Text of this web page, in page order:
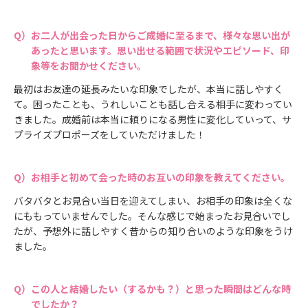
お二人が出会った日からご成婚に至るまで、様々な思い出が
あったと思います。思い出せる範囲で状況やエピソード、印
象等をお聞かせください。
最初はお友達の延長みたいな印象でしたが、本当に話しやすく
て。困ったことも、うれしいことも話し合える相手に変わってい
きました。成婚前は本当に頼りになる男性に変化していって、サ
プライズプロポーズをしていただけました！
お相手と初めて会った時のお互いの印象を教えてください。
バタバタとお見合い当日を迎えてしまい、お相手の印象は全くな
にももっていませんでした。そんな感じで始まったお見合いでし
たが、予想外に話しやすく昔からの知り合いのような印象をうけ
ました。
この人と結婚したい（するかも？）と思った瞬間はどんな時
でしたか？